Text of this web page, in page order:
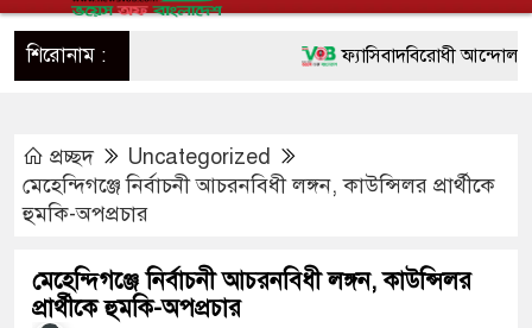
শিরোনাম : ফ্যাসিবাদবিরোধী আন্দোলনে
প্রচ্ছদ
Uncategorized
মেহেন্দিগঞ্জে নির্বাচনী আচরনবিধী লঙ্গন, কাউন্সিলর প্রার্থীকে
হুমকি-অপপ্রচার
মেহেন্দিগঞ্জে নির্বাচনী আচরনবিধী লঙ্গন, কাউন্সিলর
প্রার্থীকে হুমকি-অপপ্রচার